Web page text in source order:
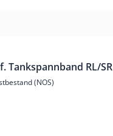
Tankspannband RL/SR
(NOS)